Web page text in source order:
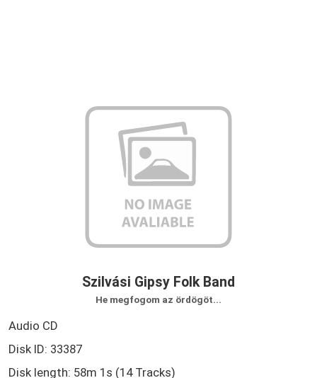
Szilvási Gipsy Folk Band
He megfogom az ördögöt...
Audio CD
Disk ID: 33387
Disk length: 58m 1s (14 Tracks)